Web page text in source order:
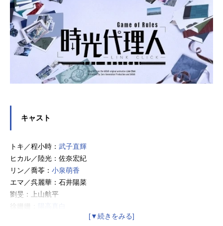
キャスト
トキ／程小時： 武子直輝
ヒカル／陸光：佐奈宏紀
リン／喬苓： 小泉萌香
エマ／呉麗華：石井陽菜
劉旻：上山航平
徐姗姗：